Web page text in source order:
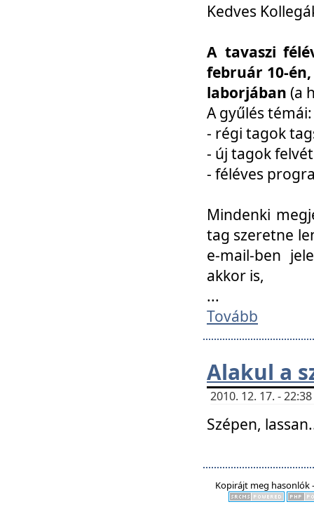
Kedves
A tavaszi
február 10-
laborjában (a
A gyűlés témái:
- régi tagok
- új tagok
- féléves
Mindenki
tag szeretne
e-mail-ben
akkor is,
...
Tovább
Alakul a
2010. 12. 17. -
Szépen,
Kopirájt meg hasonlók